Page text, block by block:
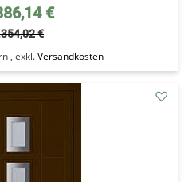
€
€
, exkl.Versandkosten